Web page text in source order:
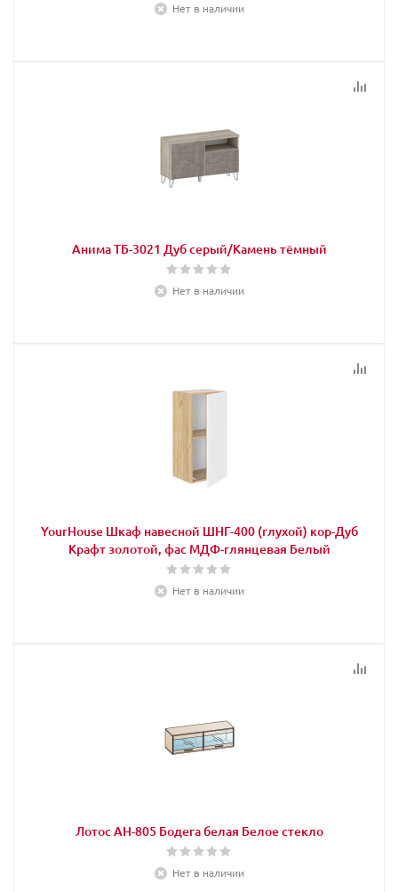
Нет в наличии
Анима ТБ-3021 Дуб серый/Камень тёмный
Нет в наличии
YourHouse Шкаф навесной ШНГ-400 (глухой) кор-Дуб
Крафт золотой, фас МДФ-глянцевая Белый
Нет в наличии
Лотос АН-805 Бодега белая Белое стекло
Нет в наличии